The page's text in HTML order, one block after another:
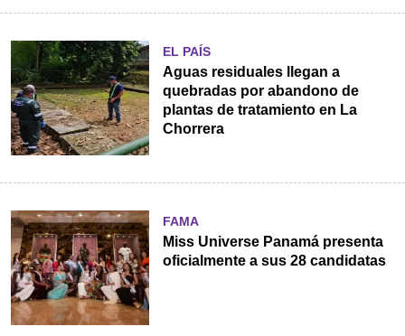
EL PAÍS
Aguas residuales llegan a
quebradas por abandono de
plantas de tratamiento en La
Chorrera
FAMA
Miss Universe Panamá presenta
oficialmente a sus 28 candidatas